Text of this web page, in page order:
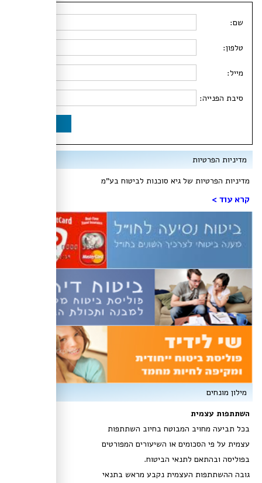
שם:
טלפון:
מייל:
סיבת הפנייה:
מדיניות הפרטיות
מדיניות הפרטיות של גיא סוכנות לביטוח בע"מ​
קרא עוד >
מילון מונחים
השתתפות עצמית
בכל תביעה מחויב המבוטח בחיוב השתתפות
עצמית על פי הסכומים או השיעורים המפורטים
בפוליסה ובהתאם לתנאי הביטוח.
גובה ההשתתפות העצמית נקבע מראש בתנאי